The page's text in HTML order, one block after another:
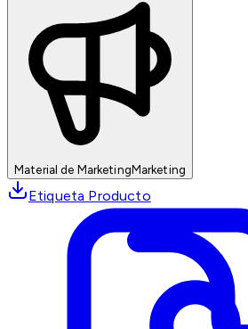
Material de MarketingMarketing
Etiqueta Producto